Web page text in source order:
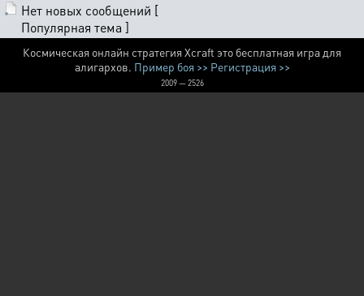
Нет новых сообщений [
Популярная тема ]
Космическая онлайн стратегия Xcraft это бесплатная игра для
алигархов. Пример боя >> Регистрация >>
2009 — 2526